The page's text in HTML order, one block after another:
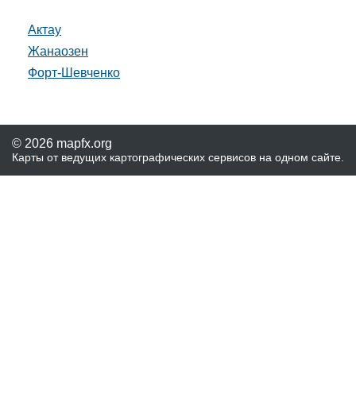
Актау
Жанаозен
Форт-Шевченко
© 2026 mapfx.org
Карты от ведущих картографических сервисов на одном сайте.